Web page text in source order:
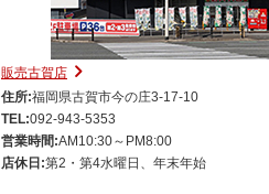
販売古賀店
住所:福岡県古賀市今の庄3-17-10
TEL:092-943-5353
営業時間:AM10:30～PM8:00
店休日:第2・第4水曜日、年末年始